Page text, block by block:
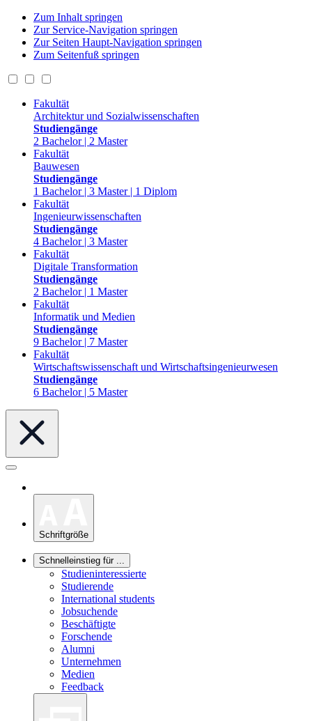
Zum Inhalt springen
Zur Service-Navigation springen
Zur Seiten Haupt-Navigation springen
Zum Seitenfuß springen
Fakultät
Architektur und Sozialwissenschaften
Studiengänge
2 Bachelor | 2 Master
Fakultät
Bauwesen
Studiengänge
1 Bachelor | 3 Master | 1 Diplom
Fakultät
Ingenieurwissenschaften
Studiengänge
4 Bachelor | 3 Master
Fakultät
Digitale Transformation
Studiengänge
2 Bachelor | 1 Master
Fakultät
Informatik und Medien
Studiengänge
9 Bachelor | 7 Master
Fakultät
Wirtschaftswissenschaft und Wirtschaftsingenieurwesen
Studiengänge
6 Bachelor | 5 Master
Schriftgröße
Schnelleinstieg für ...
Studieninteressierte
Studierende
International students
Jobsuchende
Beschäftigte
Forschende
Alumni
Unternehmen
Medien
Feedback